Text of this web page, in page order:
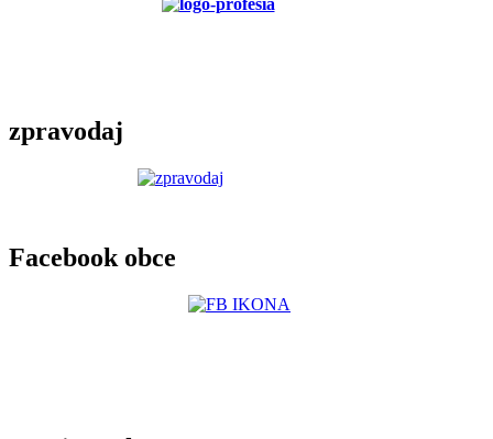
zpravodaj
Facebook obce